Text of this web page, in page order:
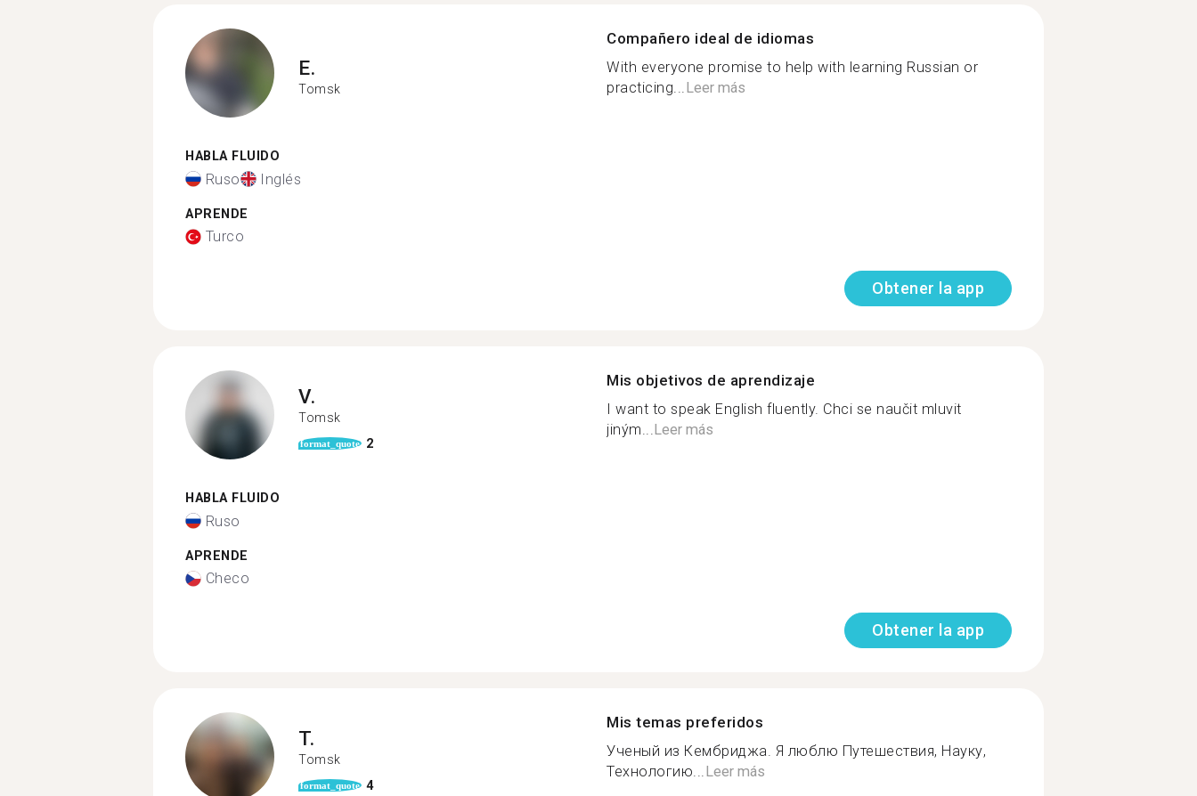
E.
Tomsk
HABLA FLUIDO
Ruso Inglés
APRENDE
Turco
Compañero ideal de idiomas
With everyone promise to help with learning Russian or
practicing...Leer más
Obtener la app
V.
Tomsk
format_quote 2
HABLA FLUIDO
Ruso
APRENDE
Checo
Mis objetivos de aprendizaje
I want to speak English fluently. Chci se naučit mluvit
jiným...Leer más
Obtener la app
T.
Tomsk
format_quote 4
Mis temas preferidos
Ученый из Кембриджа. Я люблю Путешествия, Науку,
Технологию...Leer más